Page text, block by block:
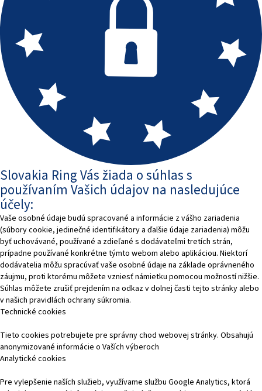
Slovakia Ring Vás žiada o súhlas s
používaním Vašich údajov na nasledujúce
účely:
Vaše osobné údaje budú spracované a informácie z vášho zariadenia
(súbory cookie, jedinečné identifikátory a ďalšie údaje zariadenia) môžu
byť uchovávané, používané a zdieľané s dodávateľmi tretích strán,
prípadne používané konkrétne týmto webom alebo aplikáciou. Niektorí
dodávatelia môžu spracúvať vaše osobné údaje na základe oprávneného
záujmu, proti ktorému môžete vzniesť námietku pomocou možností nižšie.
Súhlas môžete zrušiť prejdením na odkaz v dolnej časti tejto stránky alebo
v našich pravidlách ochrany súkromia.
Technické cookies
Tieto cookies potrebujete pre správny chod webovej stránky. Obsahujú
anonymizované informácie o Vaších výberoch
Analytické cookies
Pre vylepšenie naších služieb, využívame službu Google Analytics, ktorá